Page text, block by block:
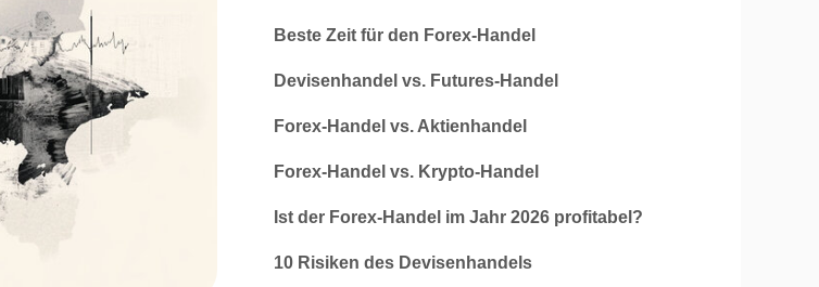
Beste Zeit für den Forex-Handel
Devisenhandel vs. Futures-Handel
Forex-Handel vs. Aktienhandel
Forex-Handel vs. Krypto-Handel
Ist der Forex-Handel im Jahr 2026 profitabel?
10 Risiken des Devisenhandels